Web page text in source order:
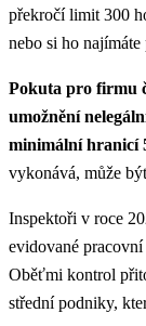
překročí limit 300
nebo si ho najímáte
Pokuta pro firmu
umožnění
minimální hranicí
vykonává, může
Inspektoři v roce
evidované
Oběťmi kontrol
střední podniky,